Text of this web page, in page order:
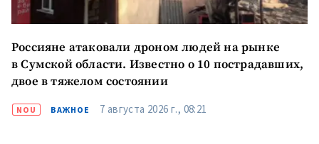
Россияне атаковали дроном людей на рынке
в Сумской области. Известно о 10 пострадавших,
двое в тяжелом состоянии
NOU ВАЖНОЕ 7 августа 2026 г., 08:21